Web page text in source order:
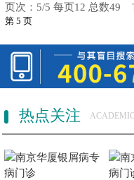
页次：5/5 每页12 总数49
热点关注